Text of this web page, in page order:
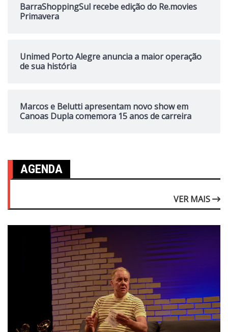
BarraShoppingSul recebe edição do Re.movies
Primavera
Unimed Porto Alegre anuncia a maior operação
de sua história
Marcos e Belutti apresentam novo show em
Canoas Dupla comemora 15 anos de carreira
AGENDA
VER MAIS